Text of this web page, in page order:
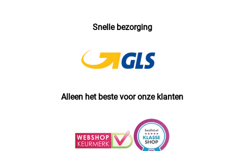
Snelle bezorging
Alleen het beste voor onze klanten